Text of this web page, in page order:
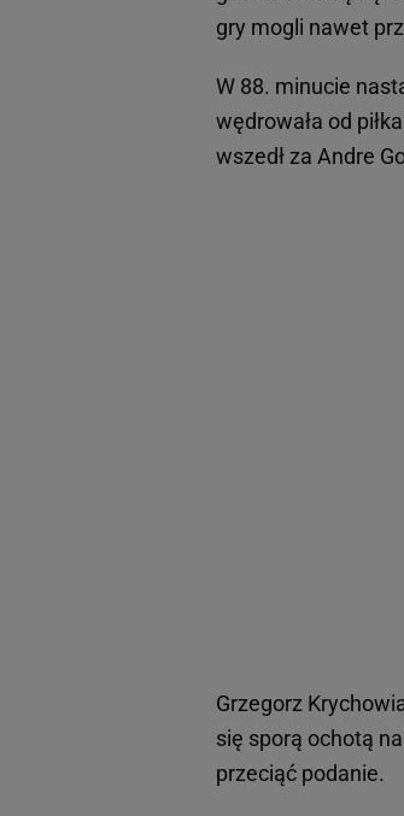
gry mogli nawet
W 88. minucie
wędrowała od
wszedł za Andre
Grzegorz
się sporą ochotą
przeciąć podanie.